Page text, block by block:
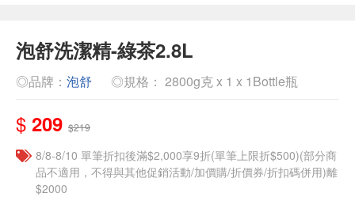
泡舒洗潔精-綠茶2.8L
◎品牌： 泡舒 ◎規格： 2800g克 x 1 x 1Bottle瓶
$ 209 $219
8/8-8/10 單筆折扣後滿$2,000享9折(單筆上限折$500)(部分商
品不適用，不得與其他促銷活動/加價購/折價券/折扣碼併用)離
$2000